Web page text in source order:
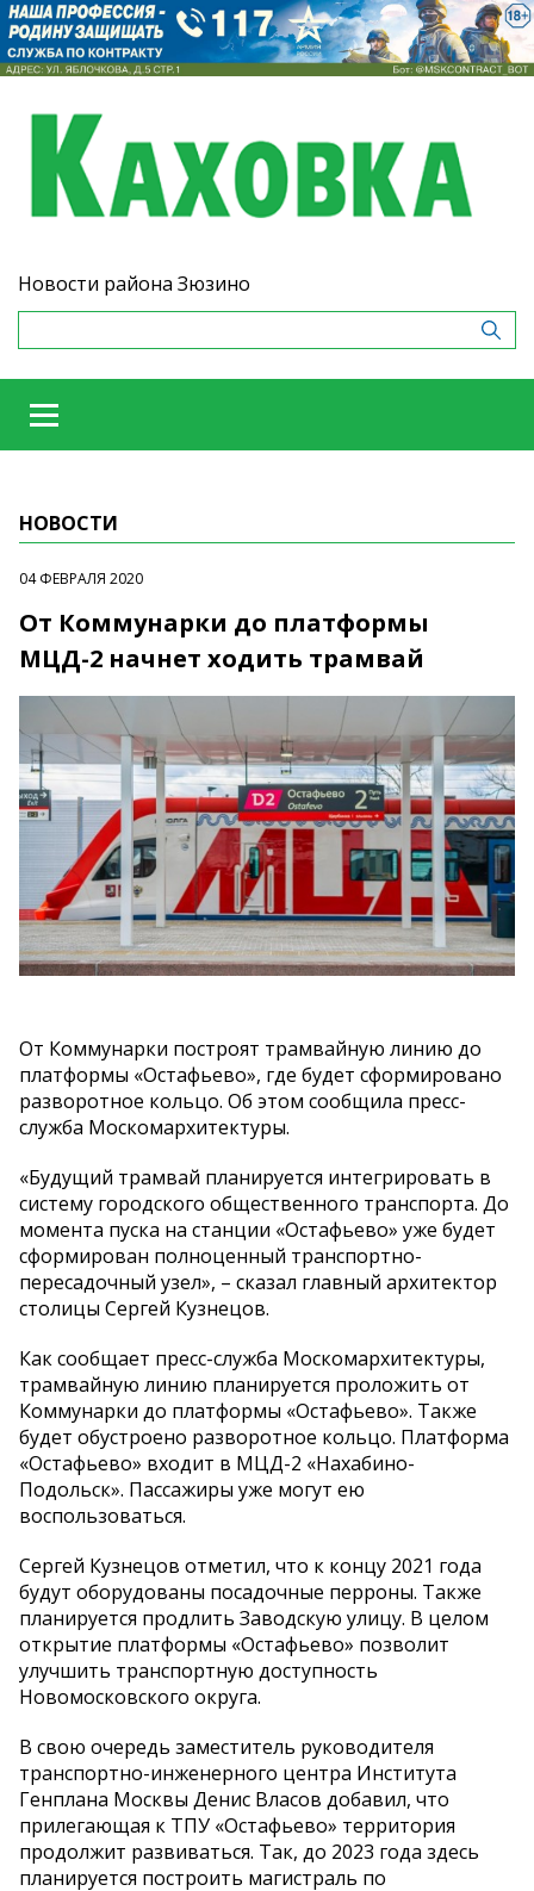
Новости района Зюзино
НОВОСТИ
04 ФЕВРАЛЯ 2020
От Коммунарки до платформы
МЦД-2 начнет ходить трамвай
От Коммунарки построят трамвайную линию до
платформы «Остафьево», где будет сформировано
разворотное кольцо. Об этом сообщила пресс-
служба Москомархитектуры.
«Будущий трамвай планируется интегрировать в
систему городского общественного транспорта. До
момента пуска на станции «Остафьево» уже будет
сформирован полноценный транспортно-
пересадочный узел», – сказал главный архитектор
столицы Сергей Кузнецов.
Как сообщает пресс-служба Москомархитектуры,
трамвайную линию планируется проложить от
Коммунарки до платформы «Остафьево». Также
будет обустроено разворотное кольцо. Платформа
«Остафьево» входит в МЦД-2 «Нахабино-
Подольск». Пассажиры уже могут ею
воспользоваться.
Сергей Кузнецов отметил, что к концу 2021 года
будут оборудованы посадочные перроны. Также
планируется продлить Заводскую улицу. В целом
открытие платформы «Остафьево» позволит
улучшить транспортную доступность
Новомосковского округа.
В свою очередь заместитель руководителя
транспортно-инженерного центра Института
Генплана Москвы Денис Власов добавил, что
прилегающая к ТПУ «Остафьево» территория
продолжит развиваться. Так, до 2023 года здесь
планируется построить магистраль по